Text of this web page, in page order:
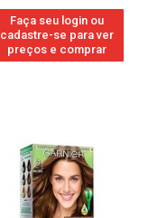
Faça seu login ou
cadastre-se para ver
preços e comprar